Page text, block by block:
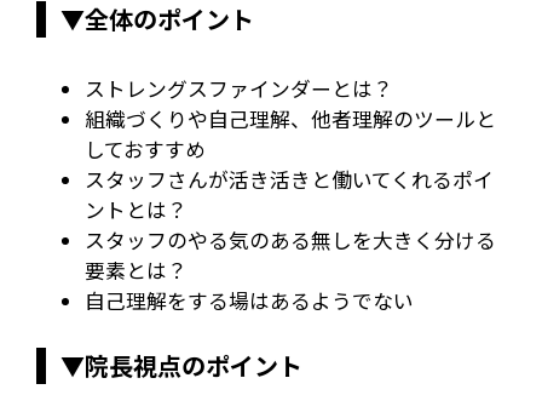
▼全体のポイント
ストレングスファインダーとは？
組織づくりや自己理解、他者理解のツールと
しておすすめ
スタッフさんが活き活きと働いてくれるポイ
ントとは？
スタッフのやる気のある無しを大きく分ける
要素とは？
自己理解をする場はあるようでない
▼院長視点のポイント